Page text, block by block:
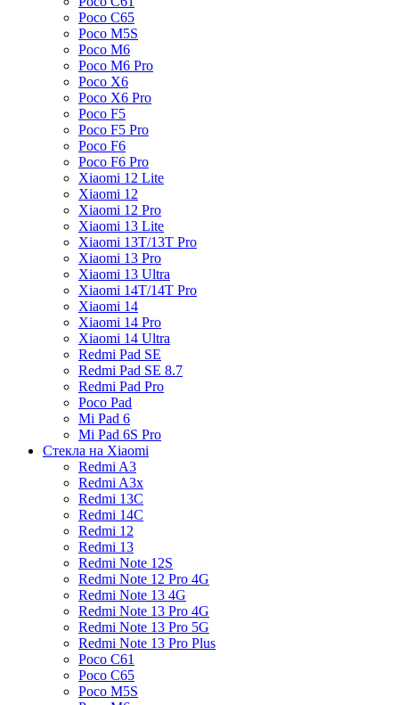
Poco C65
Poco M5S
Poco M6
Poco M6 Pro
Poco X6
Poco X6 Pro
Poco F5
Poco F5 Pro
Poco F6
Poco F6 Pro
Xiaomi 12 Lite
Xiaomi 12
Xiaomi 12 Pro
Xiaomi 13 Lite
Xiaomi 13T/13T Pro
Xiaomi 13 Pro
Xiaomi 13 Ultra
Xiaomi 14T/14T Pro
Xiaomi 14
Xiaomi 14 Pro
Xiaomi 14 Ultra
Redmi Pad SE
Redmi Pad SE 8.7
Redmi Pad Pro
Poco Pad
Mi Pad 6
Mi Pad 6S Pro
Стекла на Xiaomi
Redmi A3
Redmi A3x
Redmi 13C
Redmi 14C
Redmi 12
Redmi 13
Redmi Note 12S
Redmi Note 12 Pro 4G
Redmi Note 13 4G
Redmi Note 13 Pro 4G
Redmi Note 13 Pro 5G
Redmi Note 13 Pro Plus
Poco C61
Poco C65
Poco M5S